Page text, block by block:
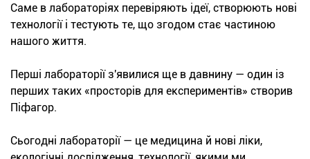
Саме в лабораторіях перевіряють ідеї, створюють нові
технології і тестують те, що згодом стає частиною
нашого життя.
Перші лабораторії з'явилися ще в давнину — один із
перших таких «просторів для експериментів» створив
Піфагор.
Сьогодні лабораторії — це медицина й нові ліки,